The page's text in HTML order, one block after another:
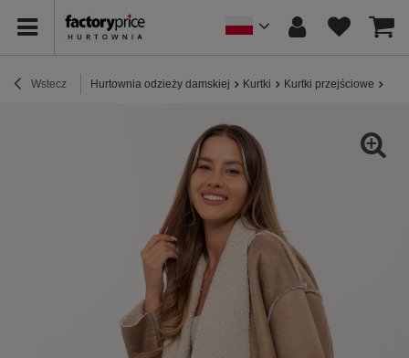
Wstecz Hurtownia odzieży damskiej Kurtki Kurtki przejściowe